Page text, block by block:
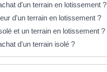
d'un terrain en lotissement ?
d'un terrain en lotissement ?
et un terrain en lotissement ?
d'un terrain isolé ?